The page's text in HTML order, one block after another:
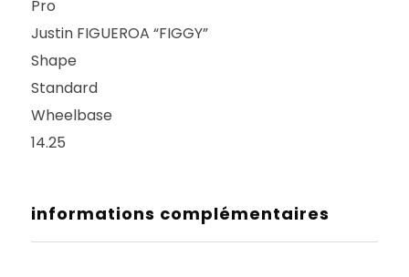
Pro
Justin FIGUEROA “FIGGY”
Shape
Standard
Wheelbase
14.25
informations complémentaires